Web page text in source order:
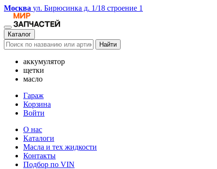
Москва ул. Бирюсинка д. 1/18 строение 1
Каталог
Найти
аккумулятор
щетки
масло
Гараж
Корзина
Войти
О нас
Каталоги
Масла и тех жидкости
Контакты
Подбор по VIN